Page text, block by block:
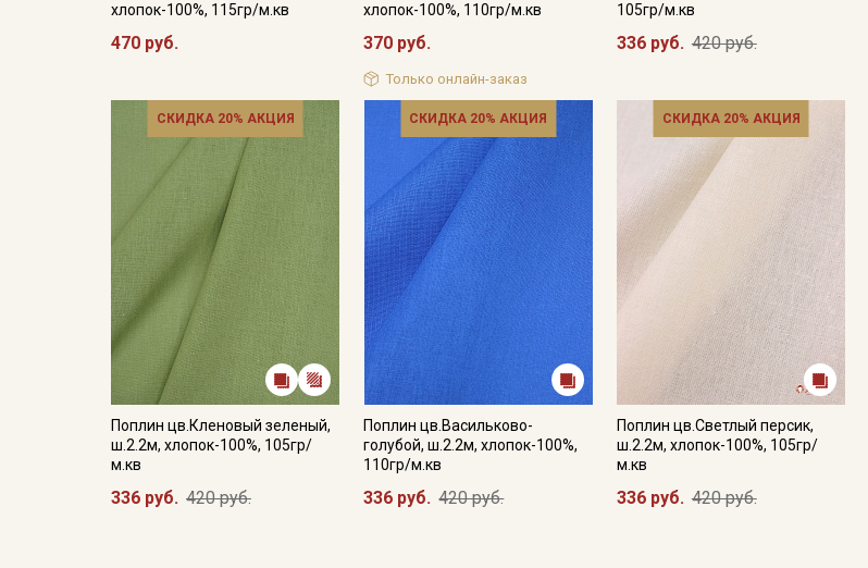
хлопок-100%, 115гр/м.кв
470 руб.
хлопок-100%, 110гр/м.кв
370 руб.
Только онлайн-заказ
105гр/м.кв
336 руб. 420 руб.
СКИДКА 20% АКЦИЯ
Поплин цв.Кленовый зеленый,
ш.2.2м, хлопок-100%, 105гр/
м.кв
336 руб. 420 руб.
СКИДКА 20% АКЦИЯ
Поплин цв.Васильково-
голубой, ш.2.2м, хлопок-100%,
110гр/м.кв
336 руб. 420 руб.
СКИДКА 20% АКЦИЯ
Поплин цв.Светлый персик,
ш.2.2м, хлопок-100%, 105гр/
м.кв
336 руб. 420 руб.